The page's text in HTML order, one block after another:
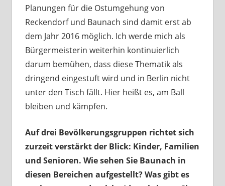
Planungen für die Ostumgehung von
Reckendorf und Baunach sind damit erst ab
dem Jahr 2016 möglich. Ich werde mich als
Bürgermeisterin weiterhin kontinuierlich
darum bemühen, dass diese Thematik als
dringend eingestuft wird und in Berlin nicht
unter den Tisch fällt. Hier heißt es, am Ball
bleiben und kämpfen.
Auf drei Bevölkerungsgruppen richtet sich
zurzeit verstärkt der Blick: Kinder, Familien
und Senioren. Wie sehen Sie Baunach in
diesen Bereichen aufgestellt? Was gibt es